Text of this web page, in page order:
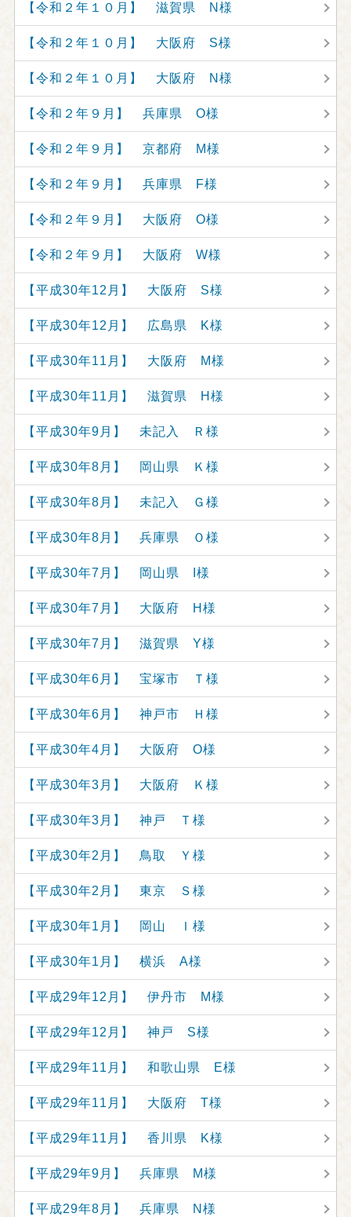
【令和２年１０月】 滋賀県 N様
【令和２年１０月】 大阪府 S様
【令和２年１０月】 大阪府 N様
【令和２年９月】 兵庫県 O様
【令和２年９月】 京都府 M様
【令和２年９月】 兵庫県 F様
【令和２年９月】 大阪府 O様
【令和２年９月】 大阪府 W様
【平成30年12月】 大阪府 S様
【平成30年12月】 広島県 K様
【平成30年11月】 大阪府 M様
【平成30年11月】 滋賀県 H様
【平成30年9月】 未記入 Ｒ様
【平成30年8月】 岡山県 Ｋ様
【平成30年8月】 未記入 Ｇ様
【平成30年8月】 兵庫県 Ｏ様
【平成30年7月】 岡山県 I様
【平成30年7月】 大阪府 H様
【平成30年7月】 滋賀県 Y様
【平成30年6月】 宝塚市 Ｔ様
【平成30年6月】 神戸市 Ｈ様
【平成30年4月】 大阪府 O様
【平成30年3月】 大阪府 Ｋ様
【平成30年3月】 神戸 Ｔ様
【平成30年2月】 鳥取 Ｙ様
【平成30年2月】 東京 Ｓ様
【平成30年1月】 岡山 Ｉ様
【平成30年1月】 横浜 A様
【平成29年12月】 伊丹市 M様
【平成29年12月】 神戸 S様
【平成29年11月】 和歌山県 E様
【平成29年11月】 大阪府 T様
【平成29年11月】 香川県 K様
【平成29年9月】 兵庫県 M様
【平成29年8月】 兵庫県 N様